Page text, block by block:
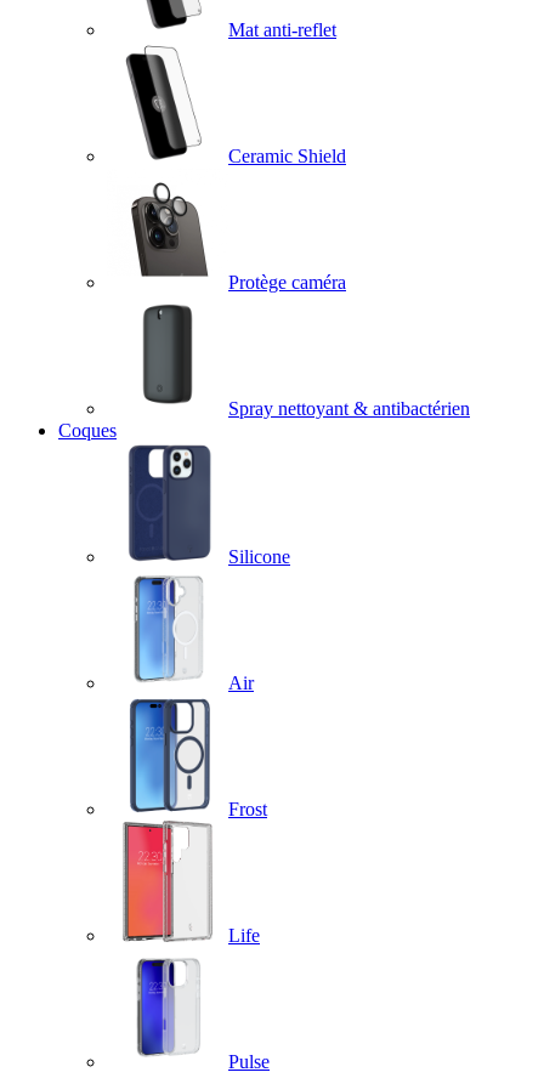
Mat anti-reflet
Ceramic Shield
Protège caméra
Spray nettoyant & antibactérien
Coques
Silicone
Air
Frost
Life
Pulse